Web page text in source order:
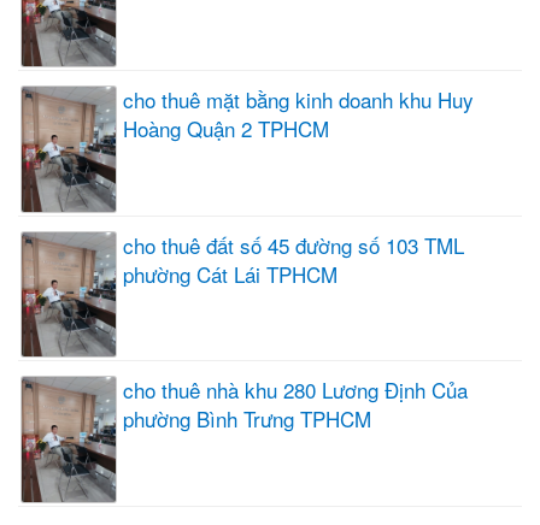
cho thuê mặt bằng kinh doanh khu Huy
Hoàng Quận 2 TPHCM
cho thuê đất số 45 đường số 103 TML
phường Cát Lái TPHCM
cho thuê nhà khu 280 Lương Định Của
phường Bình Trưng TPHCM